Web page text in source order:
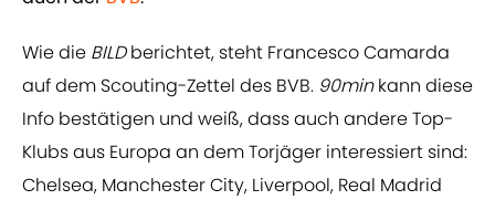
Wie die BILDberichtet, steht Francesco Camarda
auf dem Scouting-Zettel des BVB. 90minkann diese
Info bestätigen und weiß, dass auch andere Top-
Klubs aus Europa an dem Torjäger interessiert sind:
Chelsea, Manchester City, Liverpool, Real Madrid